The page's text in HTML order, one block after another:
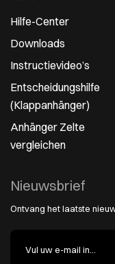
Hilfe-Center
Downloads
Instructievideo’s
Entscheidungshilfe
(Klappanhänger)
Anhänger Zelte
vergleichen
Nieuwsbrief
Ontvang het laatste